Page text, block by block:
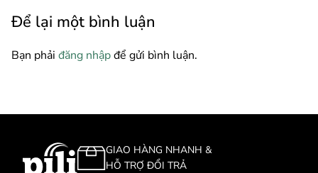
Để lại một bình luận
Bạn phải đăng nhậpđể gửi bình luận.
GIAO HÀNG NHANH &
HỖ TRỢ ĐỔI TRẢ